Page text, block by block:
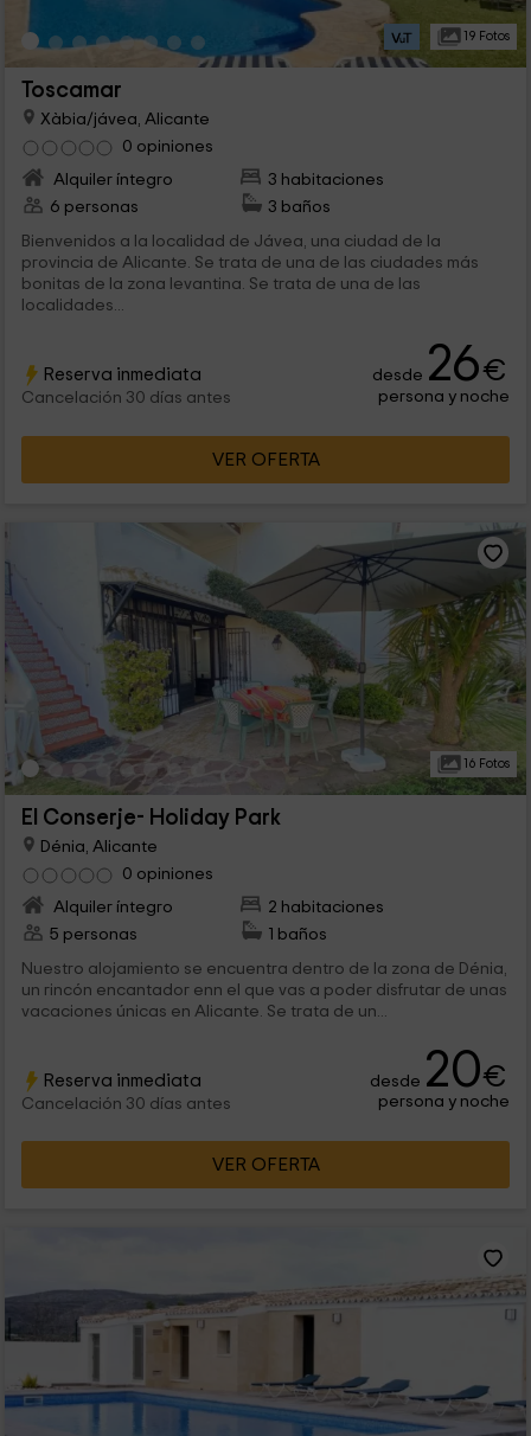
19 Fotos
Toscamar
Xàbia/jávea, Alicante
0 opiniones
Alquiler íntegro
3 habitaciones
6 personas
3 baños
Bienvenidos a la localidad de Jávea, una ciudad de la
provincia de Alicante. Se trata de una de las ciudades más
bonitas de la zona levantina. Se trata de una de las
localidades...
Reserva inmediata
Cancelación 30 días antes
desde 26€
persona y noche
VER OFERTA
16 Fotos
El Conserje- Holiday Park
Dénia, Alicante
0 opiniones
Alquiler íntegro
2 habitaciones
5 personas
1 baños
Nuestro alojamiento se encuentra dentro de la zona de Dénia,
un rincón encantador enn el que vas a poder disfrutar de unas
vacaciones únicas en Alicante. Se trata de un...
Reserva inmediata
Cancelación 30 días antes
desde 20€
persona y noche
VER OFERTA